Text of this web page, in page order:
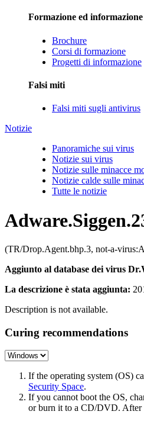
Formazione ed informazione
Brochure
Corsi di formazione
Progetti di informazione
Falsi miti
Falsi miti sugli antivirus
Notizie
Panoramiche sui virus
Notizie sui virus
Notizie sulle minacce
Notizie calde sulle
Tutte le notizie
(TR/Drop.Agent.bhp.3, not-a-
Aggiunto al database dei virus
La descrizione è stata aggiunta:
Description is not available.
Curing recommendations
If the operating system (OS)
Security Space.
If you cannot boot the OS,
or burn it to a CD/DVD. After